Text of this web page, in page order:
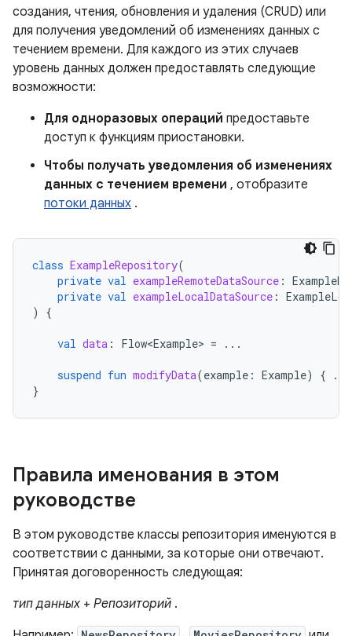
создания, чтения, обновления и удаления (CRUD) или
для получения уведомлений об изменениях данных с
течением времени. Для каждого из этих случаев
уровень данных должен предоставлять следующие
возможности:
Для одноразовых операций предоставьте
доступ к функциям приостановки.
Чтобы получать уведомления об изменениях
данных с течением времени , отобразите
потоки данных .
class ExampleRepository(
private val exampleRemoteDataSource :
private val exampleLocalDataSource :
)
{
val data : Flow<Example> = ...
suspend fun modifyData(example : Example) {
...
}
Правила именования в этом
руководстве
В этом руководстве классы репозитория именуются в
соответствии с данными, за которые они отвечают.
Принятая договоренность следующая:
тип данных + Репозиторий .